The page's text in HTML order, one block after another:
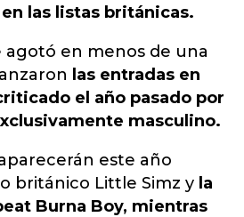
las listas británicas.
agotó en menos de una
las entradas en
el año pasado por
masculino.
este año
británico Little Simz y la
Burna Boy, mientras